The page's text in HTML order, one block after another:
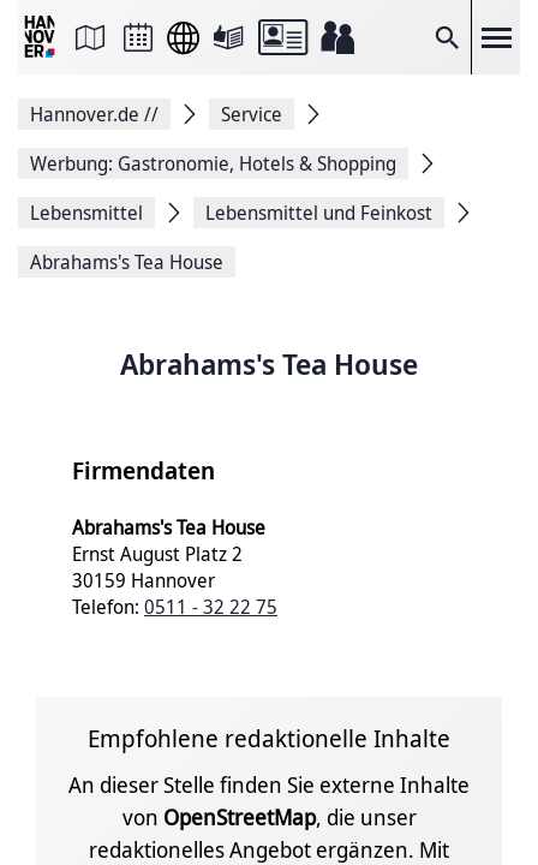
Suche
Seite
Facebook
teilen
Seitenlink
Seite
Hannover.de //
Service
Werbung: Gastronomie, Hotels & Shopping
Lebensmittel
Lebensmittel und Feinkost
Abrahams's Tea House
Abrahams's Tea House
Firmendaten
Abrahams's Tea House
Ernst August Platz 2
30159 Hannover
Telefon: 0511 - 32 22 75
Empfohlene redaktionelle Inhalte
An dieser Stelle finden Sie externe Inhalte
von OpenStreetMap, die unser
redaktionelles Angebot ergänzen. Mit